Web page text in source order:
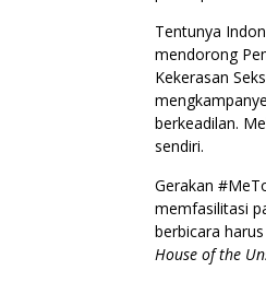
Tentunya
mendorong
Kekerasan
berkeadilan.
sendiri.
Gerakan
memfasilitasi
berbicara
House of the